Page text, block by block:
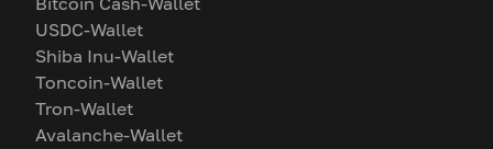
USDC-Wallet
Shiba Inu-Wallet
Toncoin-Wallet
Tron-Wallet
Avalanche-Wallet